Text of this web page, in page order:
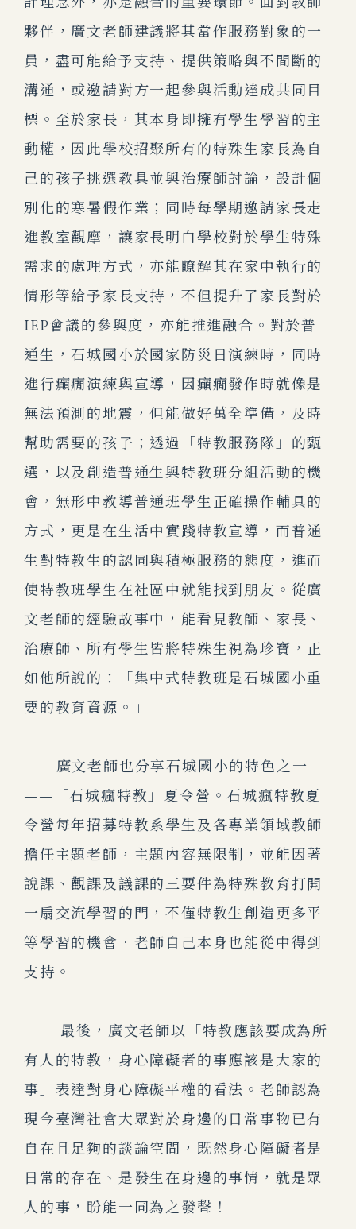
夥伴，廣文老師建議將其當作服務對象的一
員，盡可能給予支持、提供策略與不間斷的
溝通，或邀請對方一起參與活動達成共同目
標。至於家長，其本身即擁有學生學習的主
動權，因此學校招聚所有的特殊生家長為自
己的孩子挑選教具並與治療師討論，設計個
別化的寒暑假作業；同時每學期邀請家長走
進教室觀摩，讓家長明白學校對於學生特殊
需求的處理方式，亦能瞭解其在家中執行的
情形等給予家長支持，不但提升了家長對於
IEP會議的參與度，亦能推進融合。對於普
通生，石城國小於國家防災日演練時，同時
進行癲癇演練與宣導，因癲癇發作時就像是
無法預測的地震，但能做好萬全準備，及時
幫助需要的孩子；透過「特教服務隊」的甄
選，以及創造普通生與特教班分組活動的機
會，無形中教導普通班學生正確操作輔具的
方式，更是在生活中實踐特教宣導，而普通
生對特教生的認同與積極服務的態度，進而
使特教班學生在社區中就能找到朋友。從廣
文老師的經驗故事中，能看見教師、家長、
治療師、所有學生皆將特殊生視為珍寶，正
如他所說的：「集中式特教班是石城國小重
要的教育資源。」
廣文老師也分享石城國小的特色之一
——「石城瘋特教」夏令營。石城瘋特教夏
令營每年招募特教系學生及各專業領域教師
擔任主題老師，主題內容無限制，並能因著
說課、觀課及議課的三要件為特殊教育打開
一扇交流學習的門，不僅特教生創造更多平
等學習的機會．老師自己本身也能從中得到
支持。
最後，廣文老師以「特教應該要成為所
有人的特教，身心障礙者的事應該是大家的
事」表達對身心障礙平權的看法。老師認為
現今臺灣社會大眾對於身邊的日常事物已有
自在且足夠的談論空間，既然身心障礙者是
日常的存在、是發生在身邊的事情，就是眾
人的事，盼能一同為之發聲！